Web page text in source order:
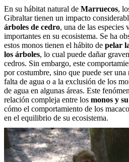
En su hábitat natural de Marruecos,
Gibraltar tienen un impacto
árboles de cedro, una de las especies
importantes en su ecosistema. Se ha
estos monos tienen el hábito de pelar
los árboles, lo cual puede dañar
cedros. Sin embargo, este
por costumbre, sino que puede ser una
falta de agua o a la exclusión de los
de agua en algunas áreas. Este
relación compleja entre los monos y
cómo el comportamiento de los
en el equilibrio de su ecosistema.